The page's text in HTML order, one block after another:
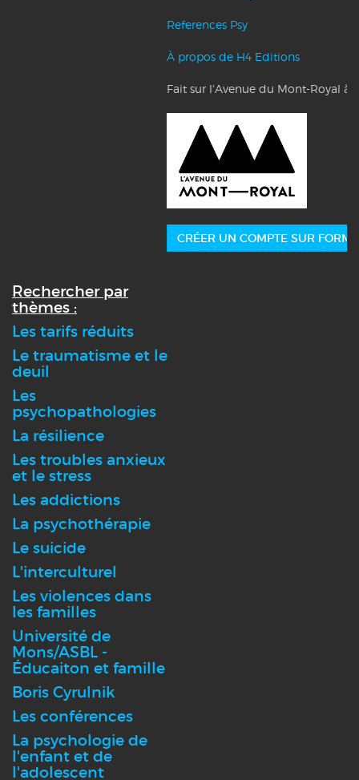
References Psy
À propos de H4 Editions
Fait sur l'Avenue du Mont-Royal à
CRÉER UN COMPTE SUR
Rechercher par
thèmes :
Les tarifs réduits
Le traumatisme et le
deuil
Les
psychopathologies
La résilience
Les troubles anxieux
et le stress
Les addictions
La psychothérapie
Le suicide
L'interculturel
Les violences dans
les familles
Université de
Mons/ASBL -
Éducaiton et famille
Boris Cyrulnik
Les conférences
La psychologie de
l'enfant et de
l'adolescent